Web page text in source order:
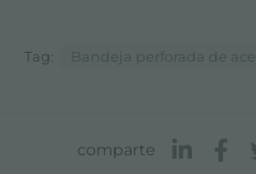
Tag: Bandeja perforada de
comparte